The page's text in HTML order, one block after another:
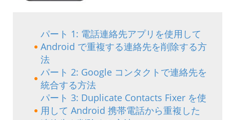
パート 1: 電話連絡先アプリを使用して
Android で重複する連絡先を削除する方
法
パート 2: Google コンタクトで連絡先を
統合する方法
パート 3: Duplicate Contacts Fixer を使
用して Android 携帯電話から重複した